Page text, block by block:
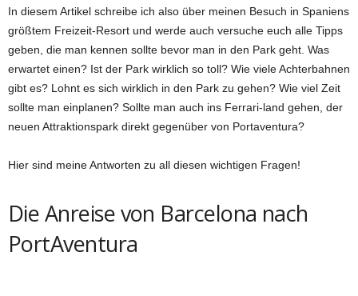
In diesem Artikel schreibe ich also über meinen Besuch in Spaniens
größtem Freizeit-Resort und werde auch versuche euch alle Tipps
geben, die man kennen sollte bevor man in den Park geht. Was
erwartet einen? Ist der Park wirklich so toll? Wie viele Achterbahnen
gibt es? Lohnt es sich wirklich in den Park zu gehen? Wie viel Zeit
sollte man einplanen? Sollte man auch ins Ferrari-land gehen, der
neuen Attraktionspark direkt gegenüber von Portaventura?
Hier sind meine Antworten zu all diesen wichtigen Fragen!
Die Anreise von Barcelona nach
PortAventura